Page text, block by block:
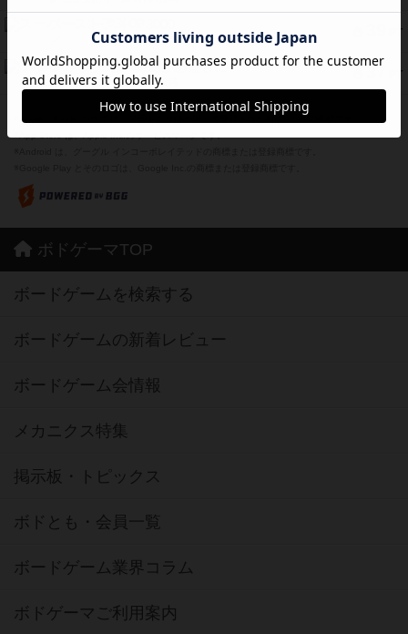
PT
紹介文なし 1件の投稿
37 PT
フリップ７：復讐心とともに
紹介文なし 2件の投稿
※Apple、Apple のロゴ は、米国および他の国々で登録されたApple Inc.の商標です。
ボドゲーマTOP
ボードゲームを検索する
ボードゲームの新着レビュー
ボードゲーム会情報
メカニクス特集
掲示板・トピックス
ボドとも・会員一覧
ボードゲーム業界コラム
ボドゲーマご利用案内